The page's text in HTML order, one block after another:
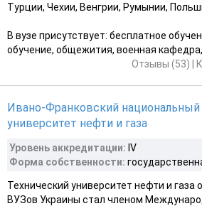
Турции, Чехии, Венгрии, Румынии,
В вузе присутствует: бесплатное
обучение, общежития, военная кафедра,
Отзывы (53)
Ивано-Франковский национальный
университет нефти и газа
Уровень аккредитации: IV
Форма собственности:
Технический университет нефти и газа
ВУЗов Украины стал членом